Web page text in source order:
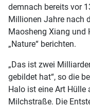
demnach bereits vor
Millionen Jahre nach
Maosheng Xiang und
„Nature“ berichten.
„Das ist zwei
gebildet hat“, so die
Halo ist eine Art Hülle
Milchstraße. Die